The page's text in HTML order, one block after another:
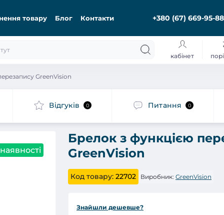
товару Блог Контакти +380 (67) 669-95-88
кабінет
GreenVision
Відгуків 0 Питання 0
Брелок з функцією
GreenVision
Код товару: 22702 Виробник: GreenVision
Знайшли дешевше?